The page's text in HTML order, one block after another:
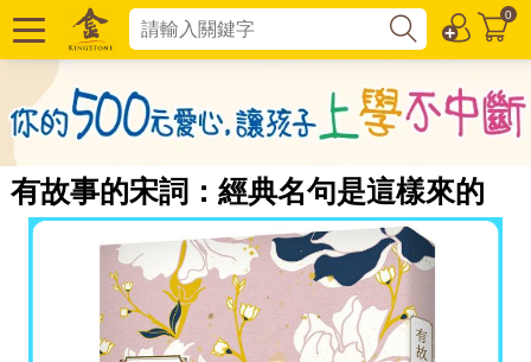
0
有故事的宋詞：經典名句是這樣來的